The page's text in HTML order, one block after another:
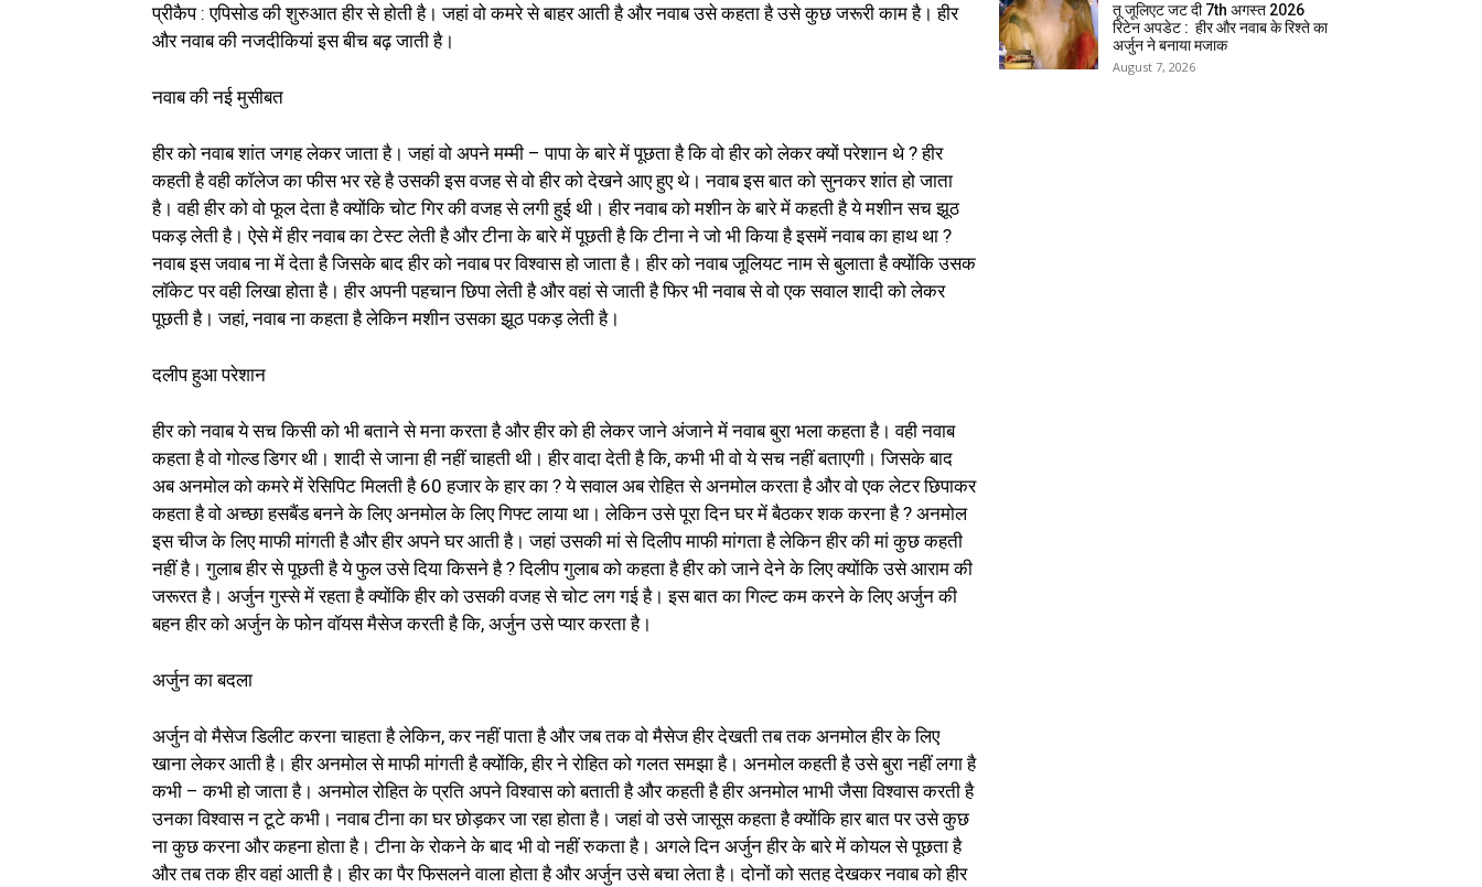
प्रीकैप : एपिसोड की शुरुआत हीर से होती है। जहां वो कमरे से बाहर आती है और नवाब उसे कहता है उसे कुछ जरूरी काम है। हीर
और नवाब की नजदीकियां इस बीच बढ़ जाती है।
नवाब की नई मुसीबत
हीर को नवाब शांत जगह लेकर जाता है। जहां वो अपने मम्मी – पापा के बारे में पूछता है कि वो हीर को लेकर क्यों परेशान थे ? हीर
कहती है वही कॉलेज का फीस भर रहे है उसकी इस वजह से वो हीर को देखने आए हुए थे। नवाब इस बात को सुनकर शांत हो जाता
है। वही हीर को वो फूल देता है क्योंकि चोट गिर की वजह से लगी हुई थी। हीर नवाब को मशीन के बारे में कहती है ये मशीन सच झूठ
पकड़ लेती है। ऐसे में हीर नवाब का टेस्ट लेती है और टीना के बारे में पूछती है कि टीना ने जो भी किया है इसमें नवाब का हाथ था ?
नवाब इस जवाब ना में देता है जिसके बाद हीर को नवाब पर विश्वास हो जाता है। हीर को नवाब जूलियट नाम से बुलाता है क्योंकि उसक
लॉकेट पर वही लिखा होता है। हीर अपनी पहचान छिपा लेती है और वहां से जाती है फिर भी नवाब से वो एक सवाल शादी को लेकर
पूछती है। जहां, नवाब ना कहता है लेकिन मशीन उसका झूठ पकड़ लेती है।
दलीप हुआ परेशान
हीर को नवाब ये सच किसी को भी बताने से मना करता है और हीर को ही लेकर जाने अंजाने में नवाब बुरा भला कहता है। वही नवाब
कहता है वो गोल्ड डिगर थी। शादी से जाना ही नहीं चाहती थी। हीर वादा देती है कि, कभी भी वो ये सच नहीं बताएगी। जिसके बाद
अब अनमोल को कमरे में रेसिपिट मिलती है 60 हजार के हार का ? ये सवाल अब रोहित से अनमोल करता है और वो एक लेटर छिपाकर
कहता है वो अच्छा हसबैंड बनने के लिए अनमोल के लिए गिफ्ट लाया था। लेकिन उसे पूरा दिन घर में बैठकर शक करना है ? अनमोल
इस चीज के लिए माफी मांगती है और हीर अपने घर आती है। जहां उसकी मां से दिलीप माफी मांगता है लेकिन हीर की मां कुछ कहती
नहीं है। गुलाब हीर से पूछती है ये फुल उसे दिया किसने है ? दिलीप गुलाब को कहता है हीर को जाने देने के लिए क्योंकि उसे आराम की
जरूरत है। अर्जुन गुस्से में रहता है क्योंकि हीर को उसकी वजह से चोट लग गई है। इस बात का गिल्ट कम करने के लिए अर्जुन की
बहन हीर को अर्जुन के फोन वॉयस मैसेज करती है कि, अर्जुन उसे प्यार करता है।
अर्जुन का बदला
अर्जुन वो मैसेज डिलीट करना चाहता है लेकिन, कर नहीं पाता है और जब तक वो मैसेज हीर देखती तब तक अनमोल हीर के लिए
खाना लेकर आती है। हीर अनमोल से माफी मांगती है क्योंकि, हीर ने रोहित को गलत समझा है। अनमोल कहती है उसे बुरा नहीं लगा है
कभी – कभी हो जाता है। अनमोल रोहित के प्रति अपने विश्वास को बताती है और कहती है हीर अनमोल भाभी जैसा विश्वास करती है
उनका विश्वास न टूटे कभी। नवाब टीना का घर छोड़कर जा रहा होता है। जहां वो उसे जासूस कहता है क्योंकि हार बात पर उसे कुछ
ना कुछ करना और कहना होता है। टीना के रोकने के बाद भी वो नहीं रुकता है। अगले दिन अर्जुन हीर के बारे में कोयल से पूछता है
और तब तक हीर वहां आती है। हीर का पैर फिसलने वाला होता है और अर्जुन उसे बचा लेता है। दोनों को सतह देखकर नवाब को हीर
तू जूलिएट जट दी 7th अगस्त 2026
रिटेन अपडेट : हीर और नवाब के रिश्ते का
अर्जुन ने बनाया मजाक
August 7, 2026